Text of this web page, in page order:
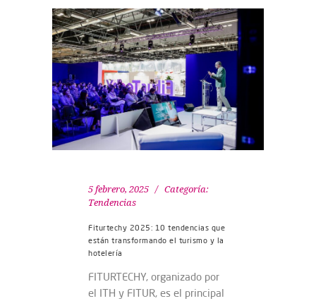
5 febrero, 2025
Categoría:
Tendencias
Fiturtechy 2025: 10 tendencias que
están transformando el turismo y la
hotelería
FITURTECHY, organizado por
el ITH y FITUR, es el principal